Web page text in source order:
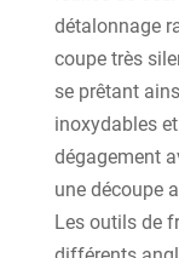
détalonnage
coupe très
se prêtant
inoxydables
dégagement
une découpe
Les outils de